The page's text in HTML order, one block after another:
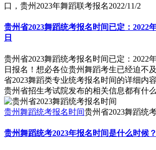
口，贵州2023年舞蹈联考报名2022/11/2
贵州省2023舞蹈统考报名时间已定：2022
日
贵州省2023舞蹈统考报名时间已定：2022
日报名！想必各位贵州舞蹈考生已经迫不
省2023舞蹈类专业统考报名时间的详细内
贵州省招生考试院发布的相关信息都有什么
贵州舞蹈统考报名时间贵州省2023舞蹈统
贵州舞蹈统考2023年报名时间是什么时候